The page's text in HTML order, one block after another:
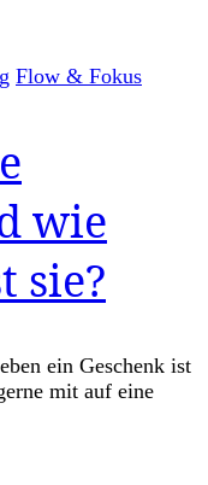
Flow & Fokus
wie
sie?
ein Geschenk ist
mit auf eine